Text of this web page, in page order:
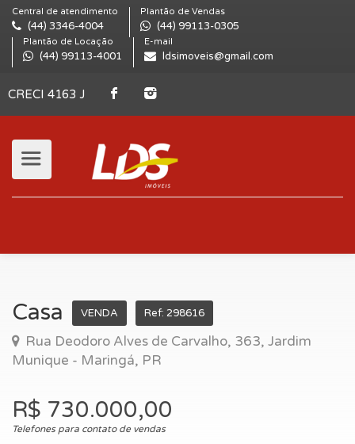
Central de atendimento
(44) 3346-4004
Plantão de Vendas
(44) 99113-0305
Plantão de Locação
(44) 99113-4001
E-mail
ldsimoveis@gmail.com
CRECI 4163 J
Casa VENDA Ref: 298616
Rua Deodoro Alves de Carvalho, 363, Jardim
Munique - Maringá, PR
R$ 730.000,00
Telefones para contato de vendas